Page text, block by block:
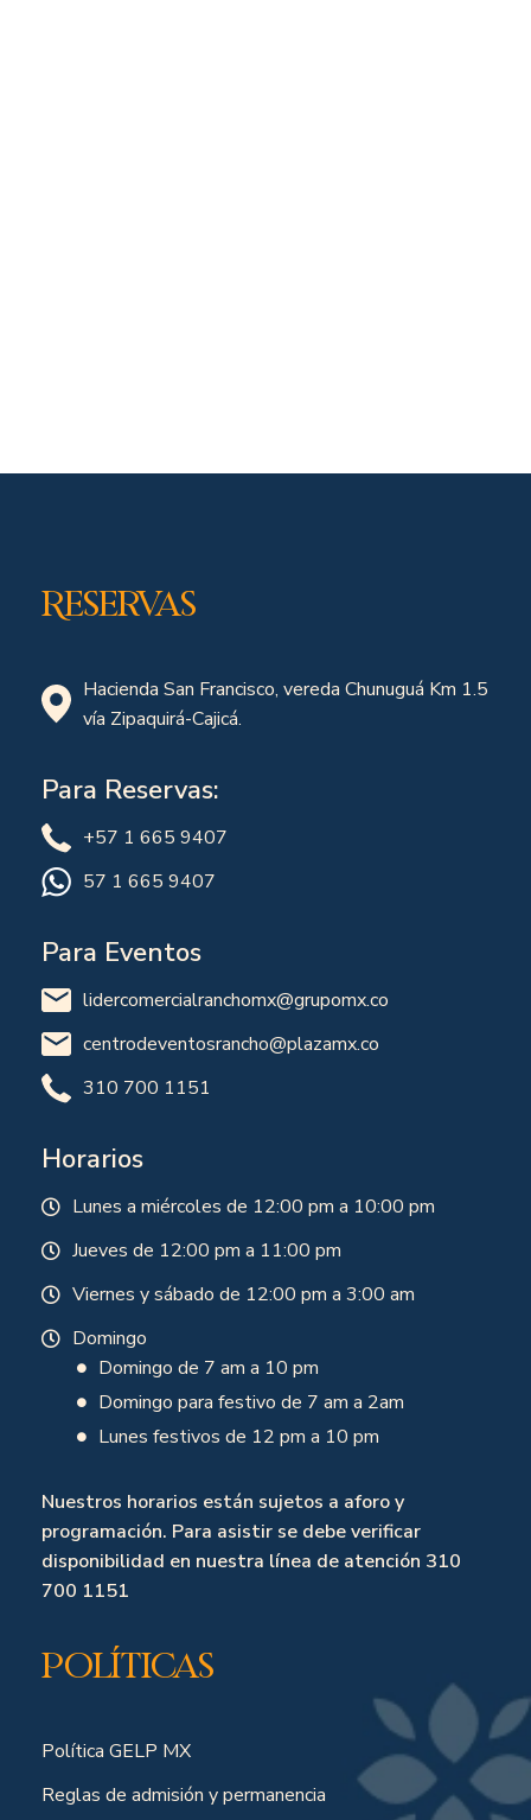
Reservas
Hacienda San Francisco, vereda Chunuguá Km 1.5
vía Zipaquirá-Cajicá.
Para Reservas:
+57 1 665 9407
57 1 665 9407
Para Eventos
lidercomercialranchomx@grupomx.co
centrodeventosrancho@plazamx.co
310 700 1151
Horarios
Lunes a miércoles de 12:00 pm a 10:00 pm
Jueves de 12:00 pm a 11:00 pm
Viernes y sábado de 12:00 pm a 3:00 am
Domingo
Domingo de 7 am a 10 pm
Domingo para festivo de 7 am a 2am
Lunes festivos de 12 pm a 10 pm
Nuestros horarios están sujetos a aforo y
programación. Para asistir se debe verificar
disponibilidad en nuestra línea de atención 310
700 1151
Políticas
Política GELP MX
Reglas de admisión y permanencia